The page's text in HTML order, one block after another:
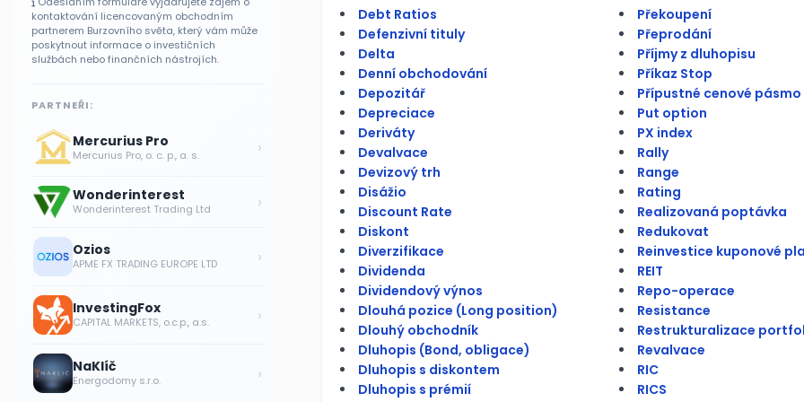
kontaktování licencovaným obchodním
partnerem Burzovního světa, který vám může
poskytnout informace o investičních
službách nebo finančních nástrojích.
PARTNEŘI:
Mercurius Pro
Mercurius Pro, o. c. p., a. s. ›
Wonderinterest
Wonderinterest Trading Ltd ›
Ozios
APME FX TRADING EUROPE LTD ›
InvestingFox
CAPITAL MARKETS, o.c.p., a.s. ›
NaKlíč
Energodomy s.r.o. ›
Debt Ratios
Defenzivní tituly
Delta
Denní obchodování
Depozitář
Depreciace
Deriváty
Devalvace
Devizový trh
Disážio
Discount Rate
Diskont
Diverzifikace
Dividenda
Dividendový výnos
Dlouhá pozice (Long position)
Dlouhý obchodník
Dluhopis (Bond, obligace)
Dluhopis s diskontem
Dluhopis s prémií
Překoupení
Přeprodání
Příjmy z dluhopisu
Příkaz Stop
Přípustné cenové pásmo
Put option
PX index
Rally
Range
Rating
Realizovaná poptávka
Redukovat
Reinvestice kuponové
REIT
Repo-operace
Resistance
Restrukturalizace
Revalvace
RIC
RICS